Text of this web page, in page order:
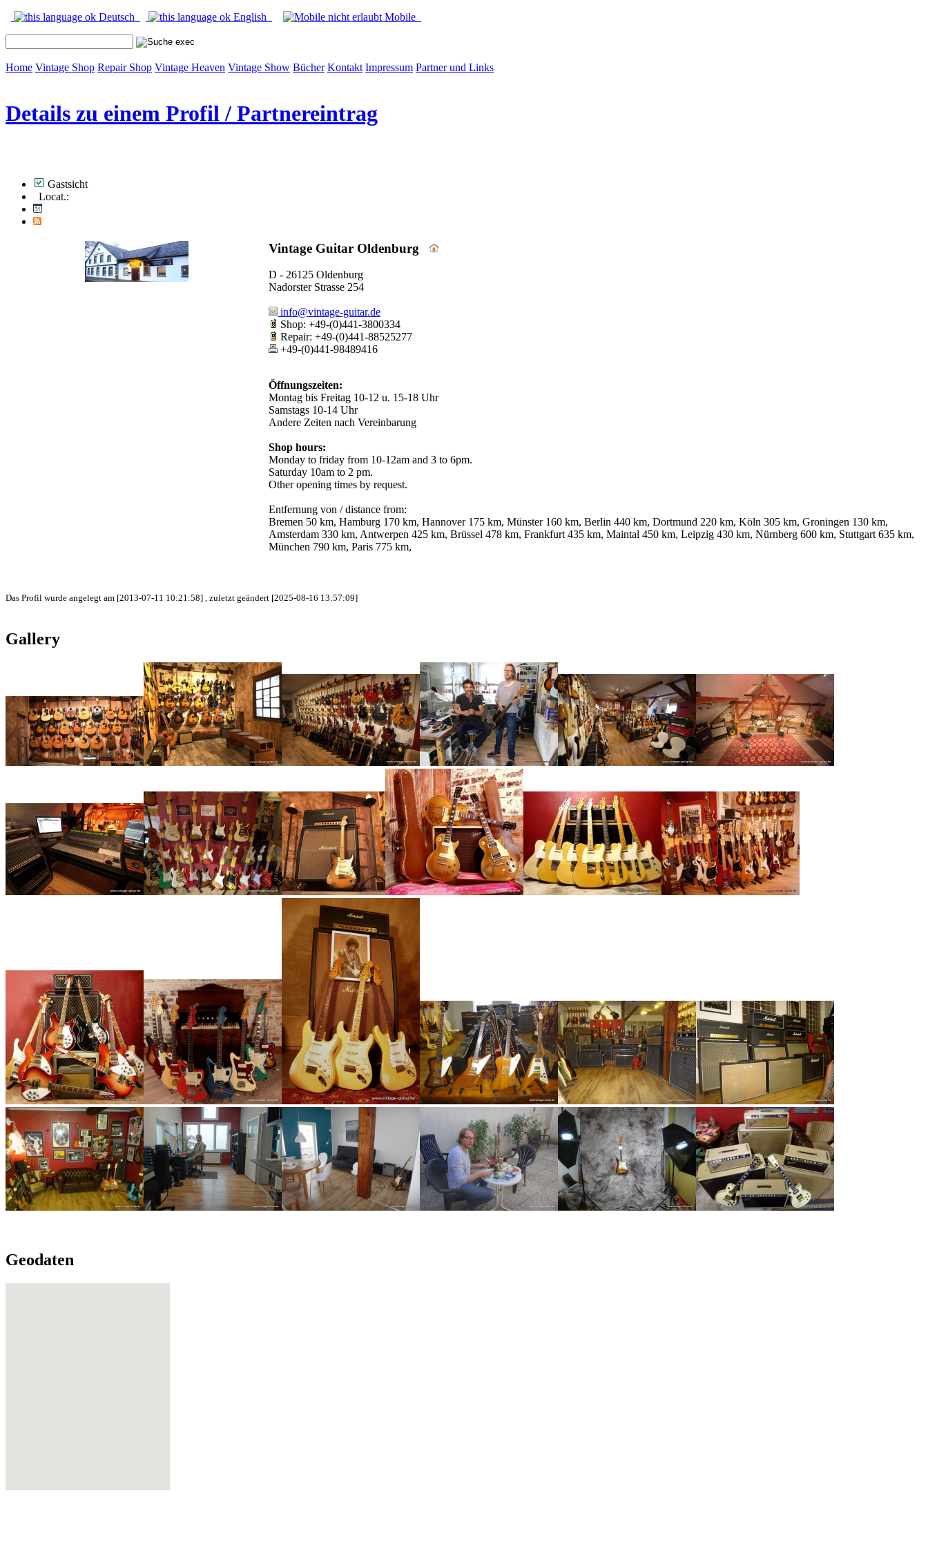
Deutsch English Mobile
Home Vintage Shop Repair Shop Vintage Heaven Vintage Show Bücher Kontakt Impressum Partner und Links
Details zu einem Profil / Partnereintrag
Gastsicht
Locat.:
Vintage Guitar Oldenburg
D - 26125 Oldenburg
Nadorster Strasse 254
info@vintage-guitar.de
Shop: +49-(0)441-3800334
Repair: +49-(0)441-88525277
+49-(0)441-98489416
Öffnungszeiten:
Montag bis Freitag 10-12 u. 15-18 Uhr
Samstags 10-14 Uhr
Andere Zeiten nach Vereinbarung
Shop hours:
Monday to friday from 10-12am and 3 to 6pm.
Saturday 10am to 2 pm.
Other opening times by request.
Entfernung von / distance from:
Bremen 50 km, Hamburg 170 km, Hannover 175 km, Münster 160 km, Berlin 440 km, Dortmund 220 km, Köln 305 km, Groningen 130 km,
Amsterdam 330 km, Antwerpen 425 km, Brüssel 478 km, Frankfurt 435 km, Maintal 450 km, Leipzig 430 km, Nürnberg 600 km, Stuttgart 635 km,
München 790 km, Paris 775 km,
Das Profil wurde angelegt am [2013-07-11 10:21:58] , zuletzt geändert [2025-08-16 13:57:09]
Gallery
Geodaten